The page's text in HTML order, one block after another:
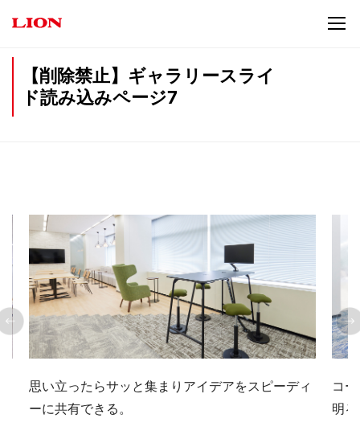
【削除禁止】ギャラリースライ
ド読み込みページ7
思い立ったらサッと集まりアイデアをスピーディ
ーに共有できる。
コ
明